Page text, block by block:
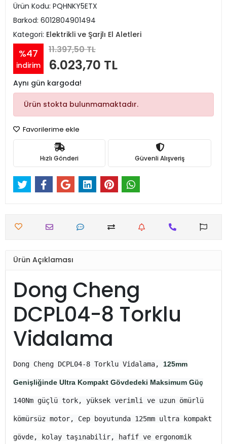
Ürün Kodu: PQHNKY5ETX
Barkod: 6012804901494
Kategori: Elektrikli ve Şarjlı El Aletleri
%47
indirim
11.397,50 TL
6.023,70 TL
Aynı gün kargoda!
Ürün stokta bulunmamaktadır.
Favorilerime ekle
Hızlı Gönderi Güvenli Alışveriş
Ürün Açıklaması
Dong Cheng
DCPL04-8 Torklu
Vidalama
Dong Cheng DCPL04-8 Torklu Vidalama, 125mm
Genişliğinde Ultra Kompakt Gövdedeki Maksimum Güç
140Nm güçlü tork, yüksek verimli ve uzun ömürlü
kömürsüz motor, Cep boyutunda 125mm ultra kompakt
gövde, kolay taşınabilir, hafif ve ergonomik